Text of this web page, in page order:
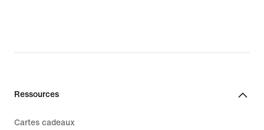
89,99 €
129,99 €
Ressources
Cartes cadeaux